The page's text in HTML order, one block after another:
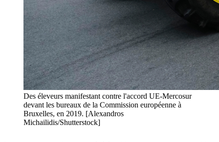
Des éleveurs manifestant contre l'accord UE-Mercosur
devant les bureaux de la Commission européenne à
Bruxelles, en 2019. [Alexandros
Michailidis/Shutterstock]